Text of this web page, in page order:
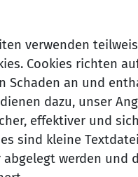
verwenden
Cookies richten
Schaden an und
dazu, unser
effektiver und
sind kleine
abgelegt werden und